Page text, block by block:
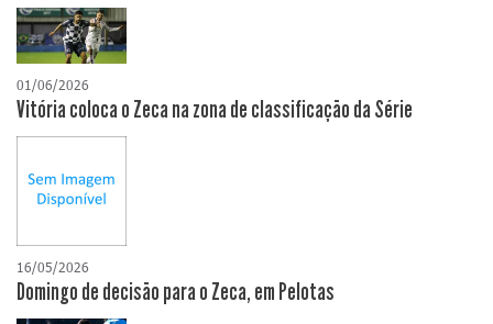
01/06/2026
Vitória coloca o Zeca na zona de classificação da Série
16/05/2026
Domingo de decisão para o Zeca, em Pelotas